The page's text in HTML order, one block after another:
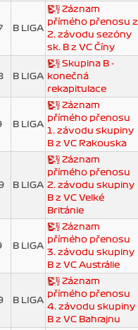
B LIGA
Záznam
přímého přenosu z
2. závodu sezóny
sk. B z VC Číny
B LIGA
Skupina B -
konečná
rekapitulace
B LIGA
Záznam
přímého přenosu
1. závodu skupiny
B z VC Rakouska
B LIGA
Záznam
přímého přenosu
2. závodu skupiny
B z VC Velké
Británie
B LIGA
Záznam
přímého přenosu
3. závodu skupiny
B z VC Austrálie
B LIGA
Záznam
přímého přenosu
4. závodu skupiny
B z VC Bahrajnu